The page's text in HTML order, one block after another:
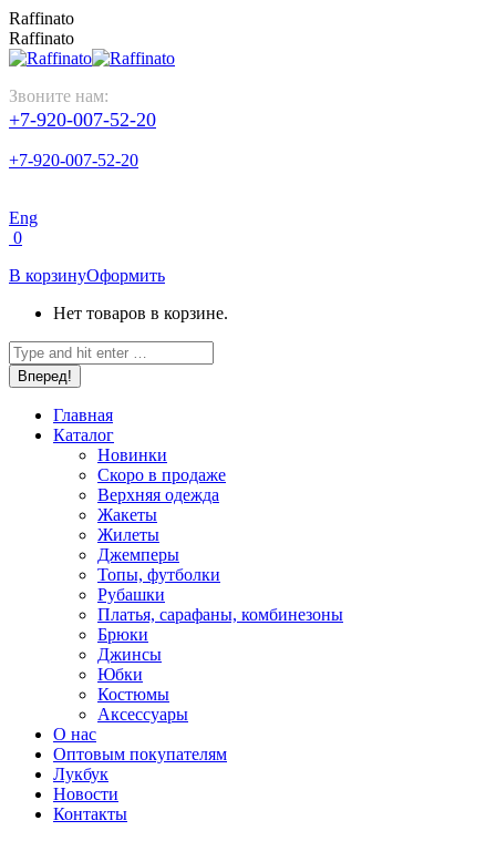
Перейти
к
содержанию
Raffinato
Raffinato
Звоните нам:
+7-920-007-52-20
+7-920-007-52-20
Eng
0
В корзинуОформить
Нет товаров в корзине.
Поиск:
Главная
Каталог
Новинки
Скоро в продаже
Верхняя одежда
Жакеты
Жилеты
Джемперы
Топы, футболки
Рубашки
Платья, сарафаны, комбинезоны
Брюки
Джинсы
Юбки
Костюмы
Аксессуары
О нас
Оптовым покупателям
Лукбук
Новости
Контакты